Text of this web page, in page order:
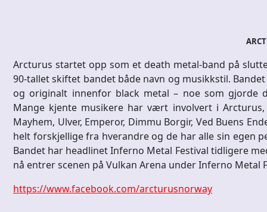
Arcturus startet opp som et death metal-band på
90-tallet skiftet bandet både navn og musikkstil.
og originalt innenfor black metal – noe som gjorde
Mange kjente musikere har vært involvert i
Mayhem, Ulver, Emperor, Dimmu Borgir, Ved Buens
helt forskjellige fra hverandre og de har alle sin egen
Bandet har headlinet Inferno Metal Festival tidligere
nå entrer scenen på Vulkan Arena under Inferno Metal
https://www.facebook.com/arcturusnorway